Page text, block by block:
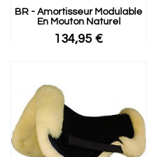
BR - Amortisseur Modulable
En Mouton Naturel
134,95 €